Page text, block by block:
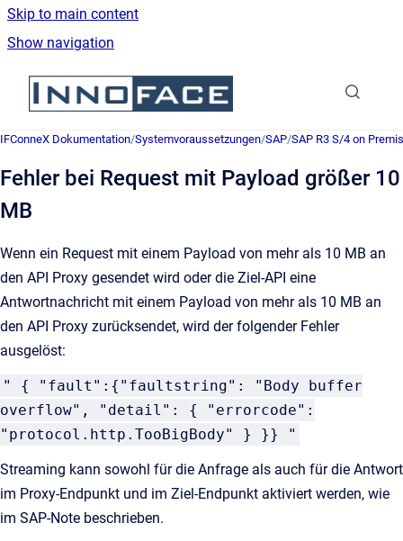
Skip to main content
Show navigation
Go to homepage
IFConneX Dokumentation/Systemvoraussetzungen/SAP/SAP R3 S/4 on
Fehler bei Request mit Payload größer 10
MB
Wenn ein Request mit einem Payload von mehr als 10 MB an
den API Proxy gesendet wird oder die Ziel-API eine
Antwortnachricht mit einem Payload von mehr als 10 MB an
den API Proxy zurücksendet, wird der folgender Fehler
ausgelöst:
" { "fault":{"faultstring": "Body buffer
overflow", "detail": { "errorcode":
"protocol.http.TooBigBody" } }} "
Streaming kann sowohl für die Anfrage als auch für die Antwort
im Proxy-Endpunkt und im Ziel-Endpunkt aktiviert werden, wie
im SAP-Note beschrieben.